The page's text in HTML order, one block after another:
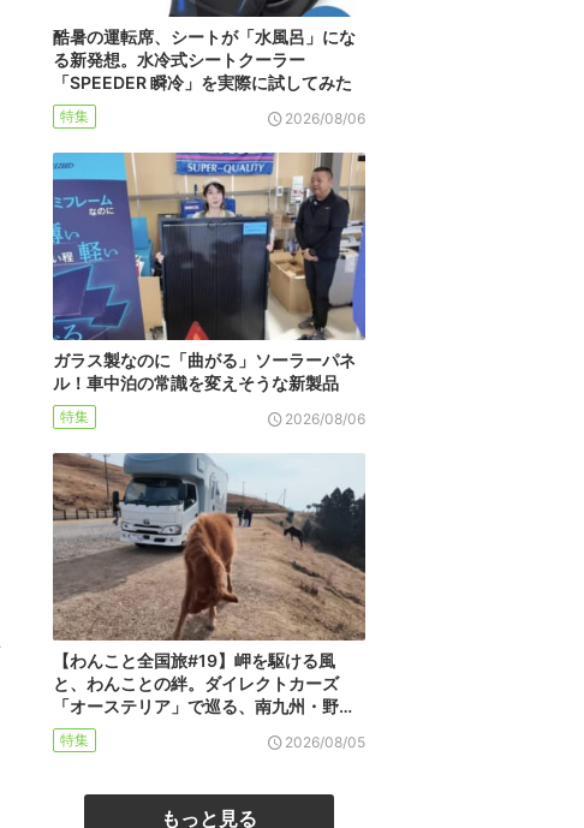
酷暑の運転席、シートが「水風呂」にな
る新発想。水冷式シートクーラー
「SPEEDER 瞬冷」を実際に試してみた
特集 2026/08/06
ガラス製なのに「曲がる」ソーラーパネ
ル！車中泊の常識を変えそうな新製品
特集 2026/08/06
【わんこと全国旅#19】岬を駆ける風
と、わんことの絆。ダイレクトカーズ
「オーステリア」で巡る、南九州・野…
特集 2026/08/05
もっと見る